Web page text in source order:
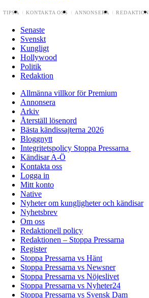
TIPSA KONTAKTA OSS ANNONSERA REDAKTION
Senaste
Svenskt
Kungligt
Hollywood
Politik
Redaktion
Allmänna villkor för Premium
Annonsera
Arkiv
Återställ lösenord
Bästa kändissajterna 2026
Bloggnytt
Integritetspolicy Stoppa Pressarna
Kändisar A-Ö
Kontakta oss
Logga in
Mitt konto
Native
Nyheter om kungligheter och kändisar
Nyhetsbrev
Om oss
Redaktionell policy
Redaktionen – Stoppa Pressarna
Register
Stoppa Pressarna vs Hänt
Stoppa Pressarna vs Newsner
Stoppa Pressarna vs Nöjeslivet
Stoppa Pressarna vs Nyheter24
Stoppa Pressarna vs Svensk Dam